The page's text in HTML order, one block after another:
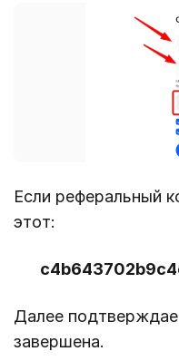
Если реферальный
этот:
Далее
завершена.